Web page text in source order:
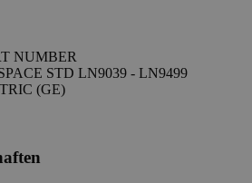
NUMBER
STD LN9039 - LN9499
(GE)